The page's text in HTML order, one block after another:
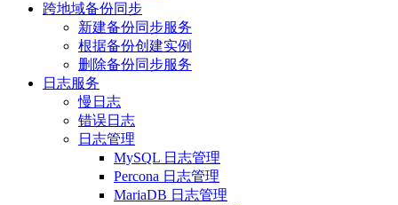
跨地域备份同步
新建备份同步服务
根据备份创建实例
删除备份同步服务
日志服务
慢日志
错误日志
日志管理
MySQL 日志管理
Percona 日志管理
MariaDB 日志管理